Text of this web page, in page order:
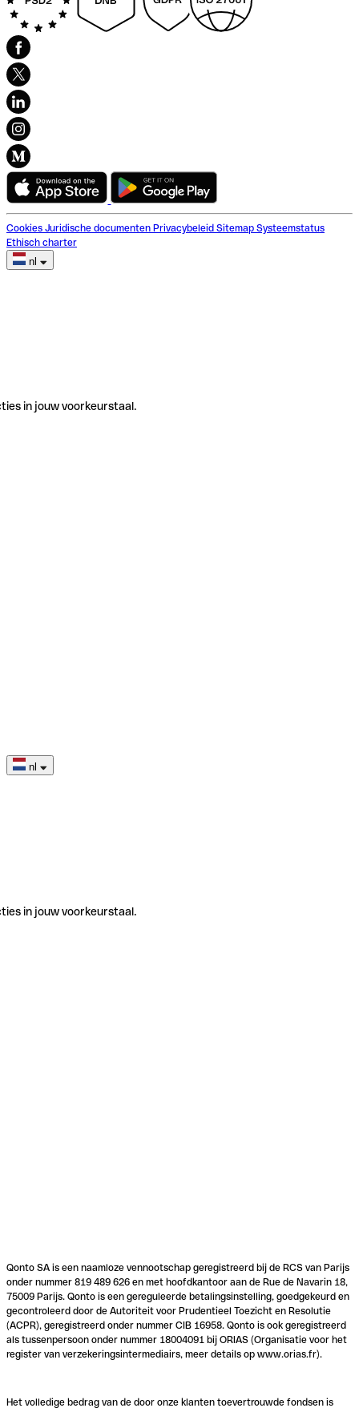
Cookies Juridische documenten Privacybeleid Sitemap Systeemstatus
Ethisch charter
nl
in jouw voorkeurstaal.
nl
in jouw voorkeurstaal.
Qonto SA is een naamloze vennootschap geregistreerd bij de RCS van Parijs
onder nummer 819 489 626 en met hoofdkantoor aan de Rue de Navarin 18,
75009 Parijs. Qonto is een gereguleerde betalingsinstelling, goedgekeurd en
gecontroleerd door de Autoriteit voor Prudentieel Toezicht en Resolutie
(ACPR), geregistreerd onder nummer CIB 16958. Qonto is ook geregistreerd
als tussenpersoon onder nummer 18004091 bij ORIAS (Organisatie voor het
register van verzekeringsintermediairs, meer details op www.orias.fr).
Het volledige bedrag van de door onze klanten toevertrouwde fondsen is